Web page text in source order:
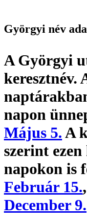
Györgyi név
A Györgyi
keresztnév.
napon
Május 5.A
szerint
napokon is
Február 15.,
December 9.